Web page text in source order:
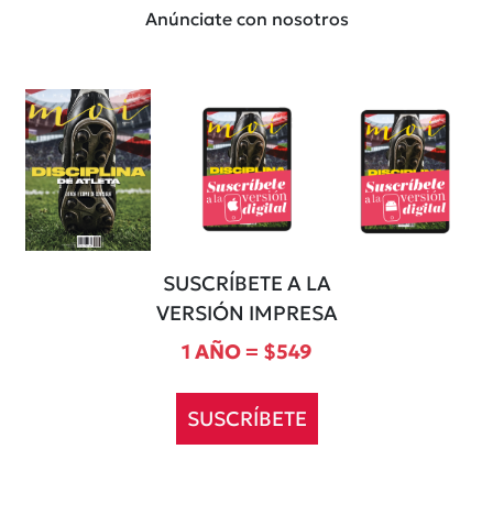
Anúnciate con nosotros
SUSCRÍBETE A LA
VERSIÓN IMPRESA
1 AÑO = $549
SUSCRÍBETE